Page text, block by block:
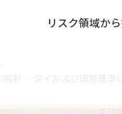
リスク領域か